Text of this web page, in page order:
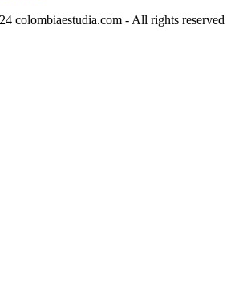
colombiaestudia.com - All rights reserved